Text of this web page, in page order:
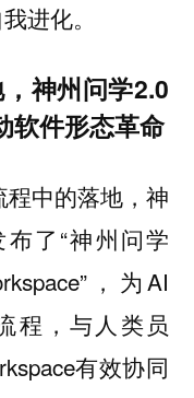
进化。
神州问学2.0
件形态革命
程中的落地，神
了“神州问学
，为AI
程，与人类员
有效协同